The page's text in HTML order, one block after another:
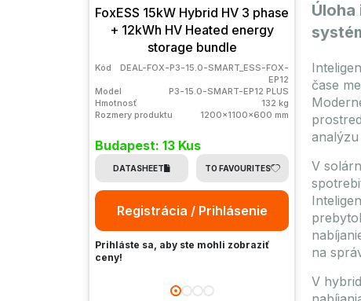
čase
V
na
V
FoxESS 15kW Hybrid HV 3 phase
+ 12kWh HV Heated energy
storage bundle
Kód
DEAL-FOX-P3-15.0-SMART_ESS-FOX-
EP12
Model
P3-15.0-SMART-EP12 PLUS
Hmotnosť
132 kg
Rozmery produktu
1200x1100x600 mm
Budapest: 13 Kus
DATASHEET TO FAVOURITES
Registrácia / Prihlásenie
Prihláste sa, aby ste mohli zobraziť
ceny!
72HD-
Kód
Model
Hmotnosť
Rozmery
ceny!